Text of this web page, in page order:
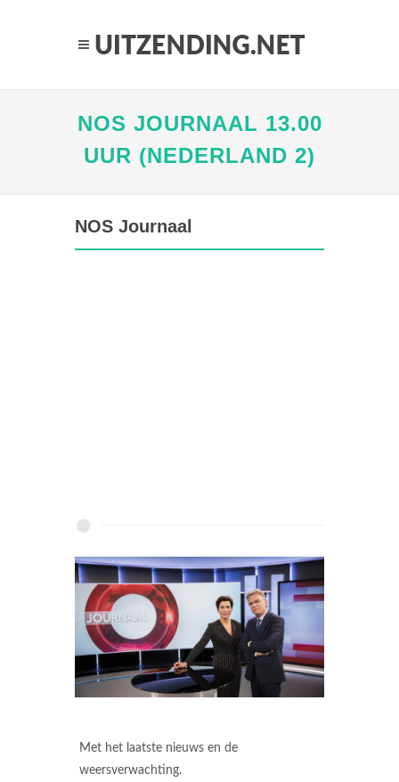
NOS JOURNAAL 13.00
UUR (NEDERLAND 2)
NOS Journaal
Met het laatste nieuws en de
weersverwachting.